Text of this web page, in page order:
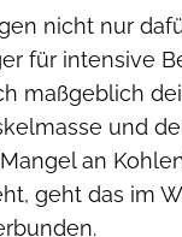
nicht nur
für intensive
maßgeblich
und
an
geht das im